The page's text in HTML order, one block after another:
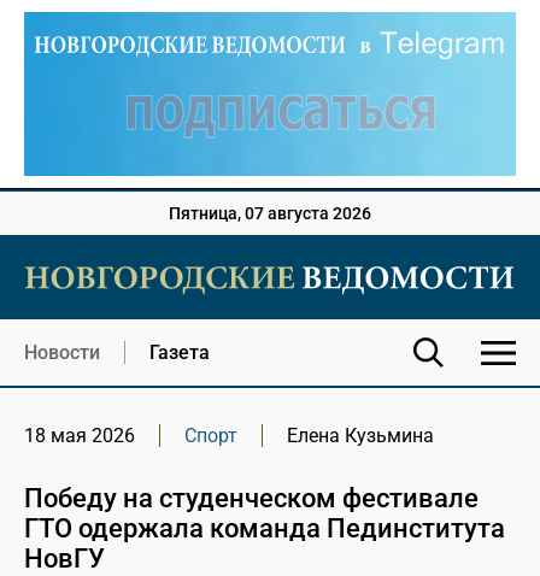
Пятница, 07 августа 2026
Новости Газета
18 мая 2026 Спорт Елена Кузьмина
Победу на студенческом фестивале
ГТО одержала команда Пединститута
НовГУ